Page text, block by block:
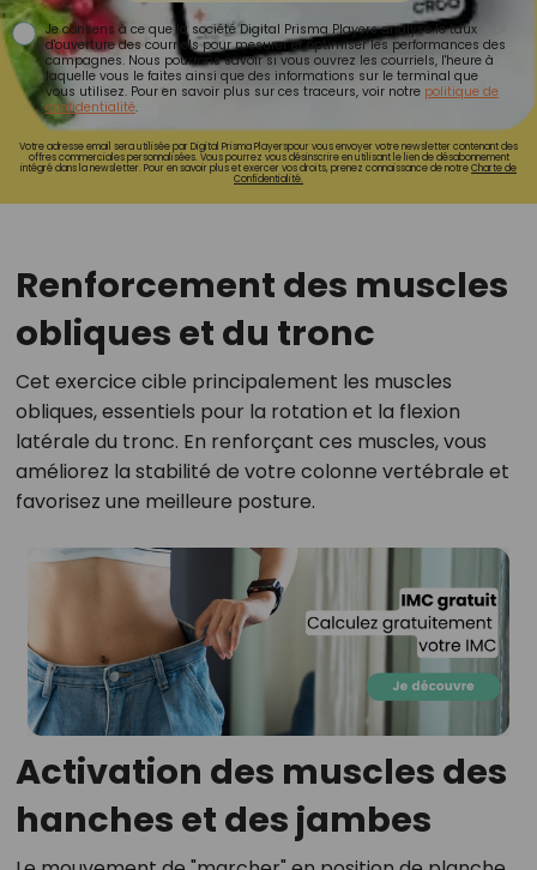
Je consens à ce que la société Digital Prisma Players analyse le taux
d'ouverture des courriels pour mesurer et optimiser les performances des
campagnes. Nous pourrons savoir si vous ouvrez les courriels, l'heure à
laquelle vous le faites ainsi que des informations sur le terminal que
vous utilisez. Pour en savoir plus sur ces traceurs, voir notre politique de
confidentialité.
Votre adresse email sera utilisée par Digital Prisma Playerspour vous envoyer votre newsletter contenant des
offres commerciales personnalisées. Vous pourrez vous désinscrire en utilisant le lien de désabonnement
intégré dans la newsletter. Pour en savoir plus et exercer vos droits, prenez connaissance de notreCharte de
Confidentialité.
Renforcement des muscles
obliques et du tronc
Cet exercice cible principalement les muscles
obliques, essentiels pour la rotation et la flexion
latérale du tronc. En renforçant ces muscles, vous
améliorez la stabilité de votre colonne vertébrale et
favorisez une meilleure posture.
Activation des muscles des
hanches et des jambes